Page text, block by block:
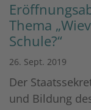
Thema
Schule?“
26. Sept. 2019
Der
und Bildung